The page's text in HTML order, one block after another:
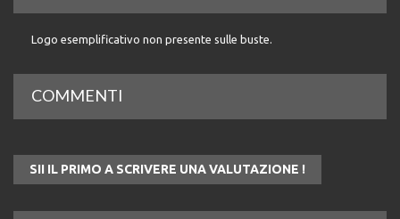
Logo esemplificativo non presente sulle buste.
COMMENTI
SII IL PRIMO A SCRIVERE UNA VALUTAZIONE !